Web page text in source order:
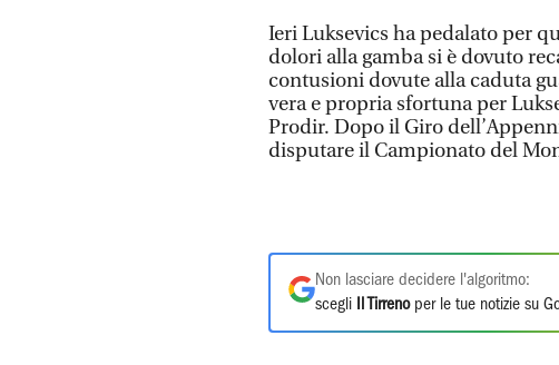
Ieri Luksevics ha pedalato per
dolori alla gamba si è dovuto
contusioni dovute alla caduta
vera e propria sfortuna per
Prodir. Dopo il Giro
disputare il Campionato del
Non lasciare decidere l'algoritmo:
scegli
Il Tirrenoper le tue notizie su